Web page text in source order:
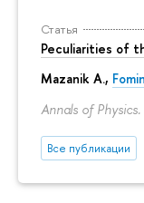
Статья
Peculiarities of
Mazanik A.,
Annals of
Все публикации